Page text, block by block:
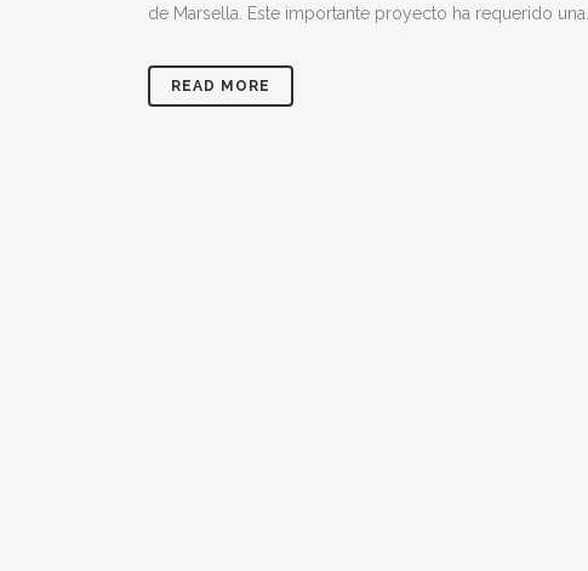
de Marsella. Este importante proyecto ha requerido una...
READ MORE